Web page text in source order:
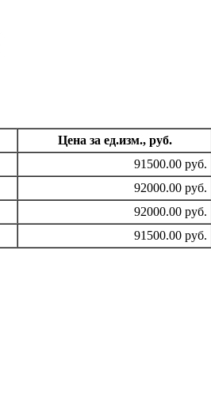
Цена за ед.изм., руб.
91500.00 руб.
92000.00 руб.
92000.00 руб.
91500.00 руб.